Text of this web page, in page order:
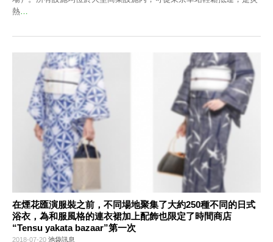
熱
在煙花匯演服裝之前，不同場地聚集了大約250種不同的日式
浴衣，為和服風格的連衣裙加上配飾也限定了時間商店
“Tensu yakata bazaar”第一次
2018-07-20 池袋訊息